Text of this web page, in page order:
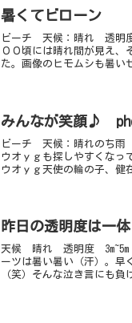
暑くてビローン
ビーチ 天候：晴れ 透明度
００頃には晴れ間が見え、
た。画像のヒモムシも暑
みんなが笑顔♪
ビーチ 天候：晴れのち雨
ウオｙｇも探しやすくなっ
ウオｙｇ天使の輪の子、
昨日の透明度は一
天候 晴れ 透明度 3m~5m
ーツは暑い暑い（汗）。早
（笑）そんな泣き言にも